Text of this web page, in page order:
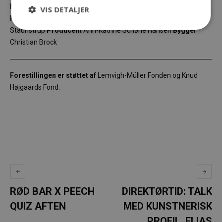
konsulentMarie-Lydie Nokouda
Proces- og forestillingsleder / Dramaturg
StaunstrupProducentAnn-Katrine Schøne HansenBygger
Christian Brock
Forestillingen er støttet af
emvigh-Müller Fonden og Knud
Højgaards Fond.
RØD BAR X PEECH
QUIZ AFTEN
DIREKTØRTID: TALK
MED KUNSTNERISK
VIS DETALJER